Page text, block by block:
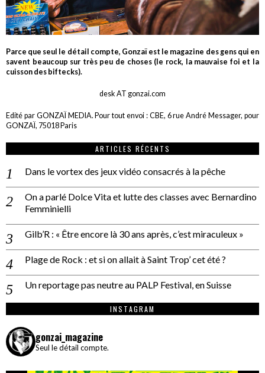
Parce que seul le détail compte, Gonzaï est le magazine des gens qui en
savent beaucoup sur très peu de choses (le rock, la mauvaise foi et la
cuisson des biftecks).
desk AT gonzai.com
Edité par GONZAÏ MEDIA. Pour tout envoi : CBE, 6 rue André Messager, pour
GONZAÏ, 75018 Paris
ARTICLES RÉCENTS
Dans le vortex des jeux vidéo consacrés à la pêche
On a parlé Dolce Vita et lutte des classes avec Bernardino
Femminielli
Gilb’R : « Être encore là 30 ans après, c’est miraculeux »
Plage de Rock : et si on allait à Saint Trop’ cet été ?
Un reportage pas neutre au PALP Festival, en Suisse
INSTAGRAM
gonzai_magazine
Seul le détail compte.